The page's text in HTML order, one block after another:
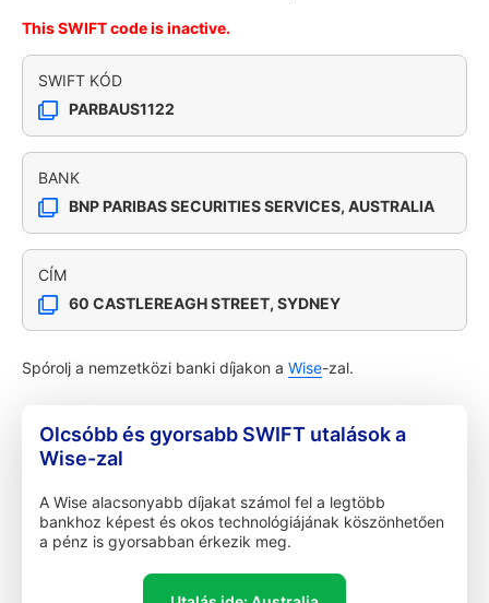
This SWIFT code is inactive.
SWIFT KÓD
PARBAUS1122
BANK
BNP PARIBAS SECURITIES SERVICES, AUSTRALIA
CÍM
60 CASTLEREAGH STREET, SYDNEY
Spórolj a nemzetközi banki díjakon a Wise-zal.
Olcsóbb és gyorsabb SWIFT utalások a
Wise-zal
A Wise alacsonyabb díjakat számol fel a legtöbb
bankhoz képest és okos technológiájának köszönhetően
a pénz is gyorsabban érkezik meg.